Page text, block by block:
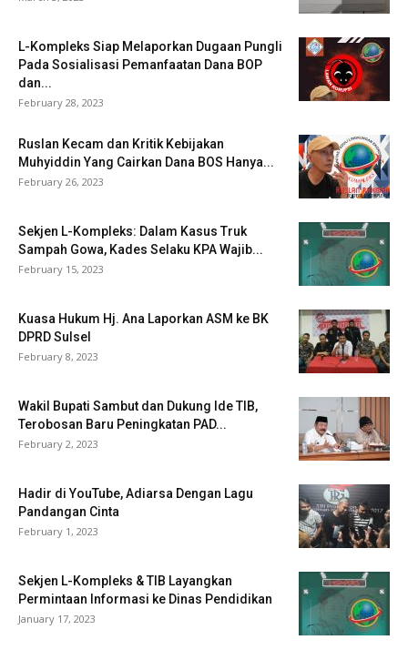
L-Kompleks Siap Melaporkan Dugaan Pungli
Pada Sosialisasi Pemanfaatan Dana BOP
dan...
February 28, 2023
Ruslan Kecam dan Kritik Kebijakan
Muhyiddin Yang Cairkan Dana BOS Hanya...
February 26, 2023
Sekjen L-Kompleks: Dalam Kasus Truk
Sampah Gowa, Kades Selaku KPA Wajib...
February 15, 2023
Kuasa Hukum Hj. Ana Laporkan ASM ke BK
DPRD Sulsel
February 8, 2023
Wakil Bupati Sambut dan Dukung Ide TIB,
Terobosan Baru Peningkatan PAD...
February 2, 2023
Hadir di YouTube, Adiarsa Dengan Lagu
Pandangan Cinta
February 1, 2023
Sekjen L-Kompleks & TIB Layangkan
Permintaan Informasi ke Dinas Pendidikan
January 17, 2023